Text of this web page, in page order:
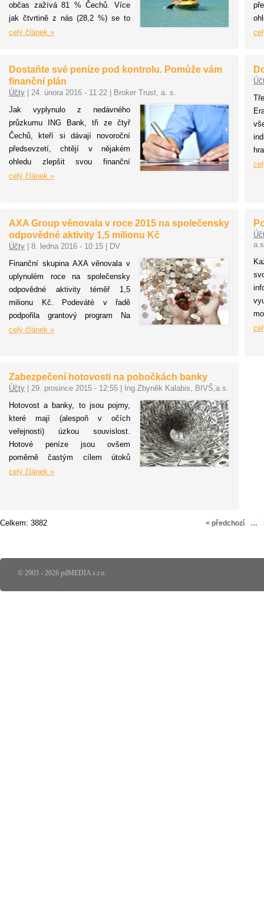
občas zažívá 81 % Čechů. Více
jak čtvrtině z nás (28,2 %) se to
stává pravidelně každý rok.
Zatímco u žen převládá
zapomenutá kosmetika (51,1 %
případů) u mužů to je spíše
oblečení (42,9 %), ale výjimkou
nejsou ani zubní kartáčky.
Uvedené údaje vycházejí z
červencového průzkumu přepravní
společnosti GLS. Dotazovaní také
uvedli, že téměř každý čtvrtý (23,6
celý článek »
Dostaňte své peníze pod kontrolu. Pomůže vám
finanční plán
Účty 24. února 2016 - 11:22
Broker Trust, a. s.
Jak vyplynulo z nedávného
průzkumu ING Bank, tři ze čtyř
Čechů, kteří si dávají novoroční
předsevzetí, chtějí v nějakém
ohledu zlepšit svou finanční
situaci. Aktuální změny, jako je
doplňkovém penzijním spoření,
jsou nyní o důvod víc, proč
věnovat osobním financím
pozornost. Užitečným nástrojem,
jak dostat vlastní peníze pod
kontrolu, je finanční plán.
celý článek »
AXA Group věnovala v roce 2015 na společensky
odpovědné aktivity 1,5 milionu Kč
Účty 8. ledna 2016 - 10:15
DV
Finanční skupina AXA věnovala v
uplynulém roce na společensky
odpovědné aktivity téměř 1,5
milionu Kč. Podeváté v řadě
podpořila grantový program Na
zelenou Nadace Partnerství, který
gramotnosti dětí na základních a
středních školách prostřednictvím
podpory projektu ŠIK a rozvoji
dobrovolnických aktivit svých
zaměstnanců.
celý článek »
Zabezpečení hotovosti na pobočkách banky
Účty 29. prosince 2015 - 12:55
Ing.Zbyněk Kalabis, BIVŠ,a.s.
Hotovost a banky, to jsou pojmy,
které mají (alespoň v očích
veřejnosti) úzkou souvislost.
Hotové peníze jsou ovšem
poměrně častým cílem útoků
zlodějů, což přivedlo banky k
celý článek »
< předchozí …
Celkem: 3882
© 2003 - 2026 pdMEDIA s.r.o.